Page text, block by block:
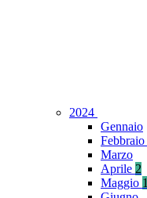
2024
Gennaio
Febbraio
Marzo
Aprile 2
Maggio 1